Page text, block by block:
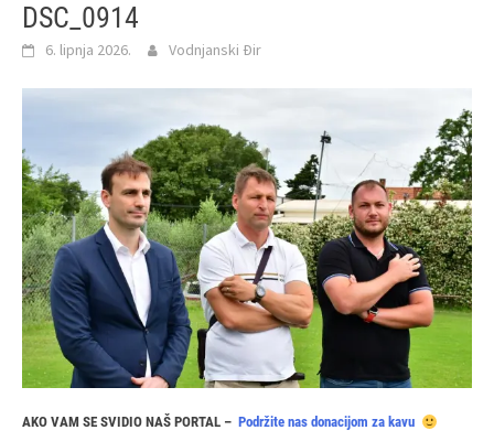
DSC_0914
6. lipnja 2026. Vodnjanski Đir
AKO VAM SE SVIDIO NAŠ PORTAL – Podržite nas donacijom za kavu